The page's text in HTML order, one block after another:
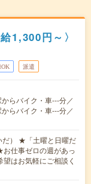
1,300円～〉
OK 派遣
らバイク・車---分／
らバイク・車---分／
だ） ★「土曜と日曜だ
仕事ゼロの週があっ
はお気軽にご相談く